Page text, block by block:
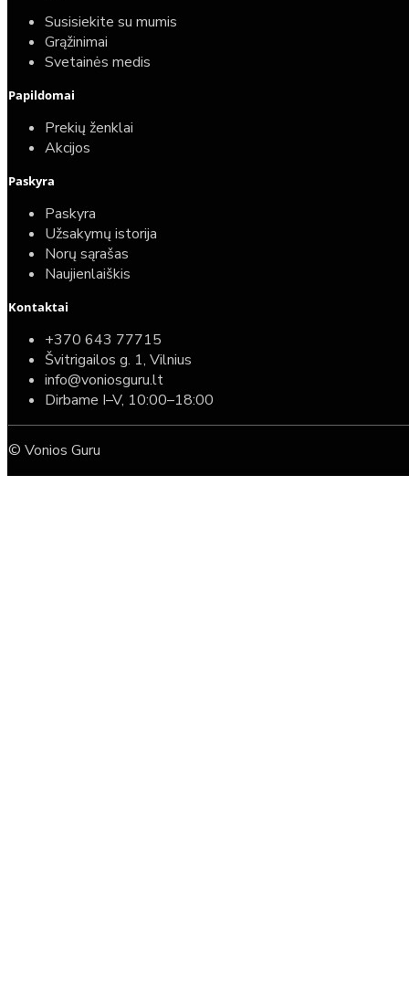
Susisiekite su mumis
Grąžinimai
Svetainės medis
Papildomai
Prekių ženklai
Akcijos
Paskyra
Paskyra
Užsakymų istorija
Norų sąrašas
Naujienlaiškis
Kontaktai
+370 643 77715
Švitrigailos g. 1, Vilnius
info@voniosguru.lt
Dirbame I–V, 10:00–18:00
© Vonios Guru